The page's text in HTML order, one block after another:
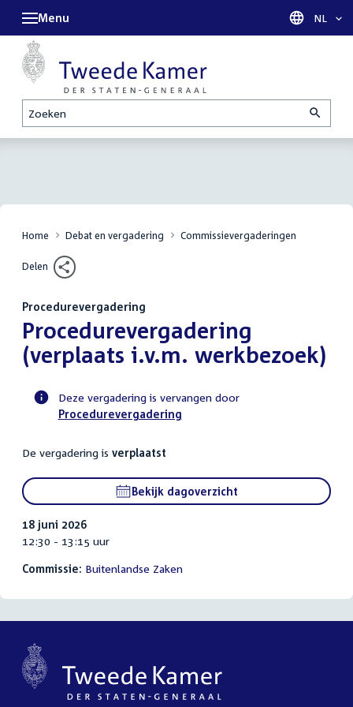
Zoeken
Menu Taal
NL
Home Debat en vergadering Commissievergaderingen
Delen
Procedurevergadering
:Procedurevergadering
(verplaats i.v.m. werkbezoek)
Voortgangsstatus
activiteit
Deze vergadering is vervangen door
Procedurevergadering
De vergadering is verplaatst
Bekijk dagoverzicht
18 juni 2026
12:30 - 13:15 uur
Commissie: Buitenlandse Zaken